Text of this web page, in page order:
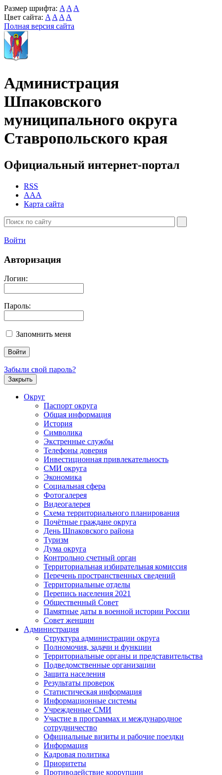
Размер шрифта: A A A
Цвет сайта: A A A A
Полная версия сайта
Администрация
Шпаковского
муниципального округа
Ставропольского края
Официальный интернет-портал
RSS
AAA
Карта сайта
Войти
Авторизация
Логин:
Пароль:
Запомнить меня
Забыли свой пароль?
Закрыть
Округ
Паспорт округа
Общая информация
История
Символика
Экстренные службы
Телефоны доверия
Инвестиционная привлекательность
СМИ округа
Экономика
Социальная сфера
Фотогалерея
Видеогалерея
Схема территориального планирования
Почётные граждане округа
День Шпаковского района
Туризм
Дума округа
Контрольно счетный орган
Территориальная избирательная комиссия
Перечень пространственных сведений
Территориальные отделы
Перепись населения 2021
Общественный Совет
Памятные даты в военной истории России
Совет женщин
Администрация
Структура администрации округа
Полномочия, задачи и функции
Территориальные органы и представительства
Подведомственные организации
Защита населения
Результаты проверок
Статистическая информация
Информационные системы
Учрежденные СМИ
Участие в программах и международное
сотрудничество
Официальные визиты и рабочие поездки
Информация
Кадровая политика
Приоритеты
Противодействие коррупции